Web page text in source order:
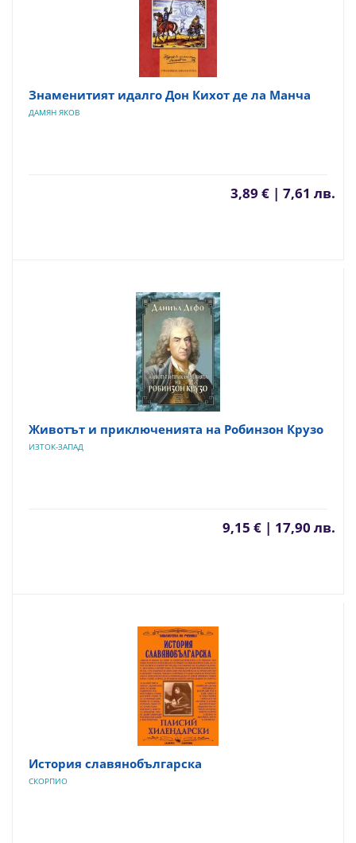
Знаменитият идалго Дон Кихот де ла Манча
ДАМЯН ЯКОВ
3,89 € | 7,61 лв.
Животът и приключенията на Робинзон Крузо
ИЗТОК-ЗАПАД
9,15 € | 17,90 лв.
История славянобългарска
СКОРПИО